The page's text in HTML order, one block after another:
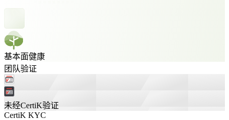
基本面健康
团队验证
未经CertiK验证
CertiK KYC